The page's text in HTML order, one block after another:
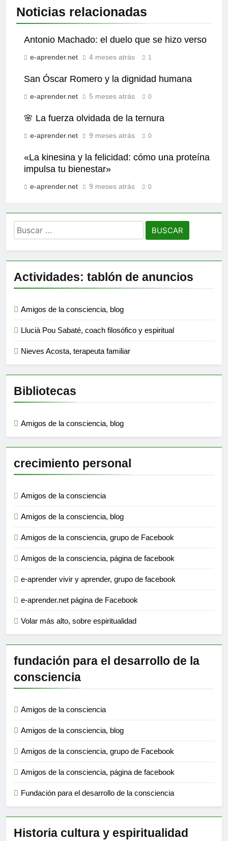
Noticias relacionadas
Antonio Machado: el duelo que se hizo verso
e-aprender.net 4 meses atrás 1
San Óscar Romero y la dignidad humana
e-aprender.net 5 meses atrás 0
🌸 La fuerza olvidada de la ternura
e-aprender.net 9 meses atrás 0
«La kinesina y la felicidad: cómo una proteína
impulsa tu bienestar»
e-aprender.net 9 meses atrás 0
Buscar:
Actividades: tablón de anuncios
Amigos de la consciencia, blog
Llucià Pou Sabaté, coach filosófico y espiritual
Nieves Acosta, terapeuta familiar
Bibliotecas
Amigos de la consciencia, blog
crecimiento personal
Amigos de la consciencia
Amigos de la consciencia, blog
Amigos de la consciencia, grupo de Facebook
Amigos de la consciencia, página de facebook
e-aprender vivir y aprender, grupo de facebook
e-aprender.net página de Facebook
Volar más alto, sobre espiritualidad
fundación para el desarrollo de la
consciencia
Amigos de la consciencia
Amigos de la consciencia, blog
Amigos de la consciencia, grupo de Facebook
Amigos de la consciencia, página de facebook
Fundación para el desarrollo de la consciencia
Historia cultura y espiritualidad